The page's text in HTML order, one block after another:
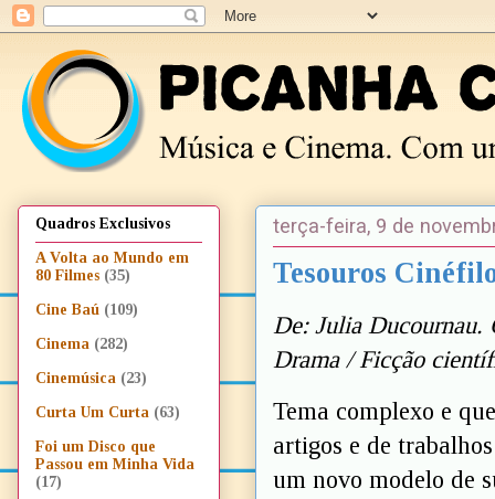
terça-feira, 9 de
Tesouros
De: Julia Ducournau.
Drama / Ficção
Tema complexo e
artigos e de
um novo modelo de
Quadros Exclusivos
A Volta ao Mundo em
80 Filmes (35)
Cine Baú (109)
Cinema (282)
Cinemúsica (23)
Curta Um Curta (63)
Foi um Disco que
Passou em Minha Vida
(17)